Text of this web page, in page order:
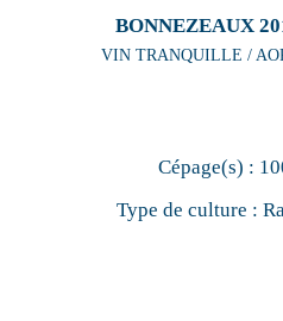
BONNEZEAUX
VIN TRANQUILLE /
Cépage(s) :
Type de culture :